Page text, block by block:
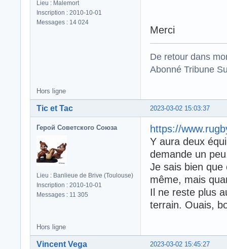
Lieu : Malemort
Inscription : 2010-10-01
Messages : 14 024
Merci
De retour dans
Abonné Tribune
Hors ligne
2023-03-02 15:03:37
Tic et Tac
Герой Советского Союза
Lieu : Banlieue de Brive (Toulouse)
Inscription : 2010-10-01
Messages : 11 305
https://
Y aura deux
demande un
Je sais bien
même, mais
Il ne reste plus
terrain. Ouais,
Hors ligne
2023-03-02 15:45:27
Vincent Vega